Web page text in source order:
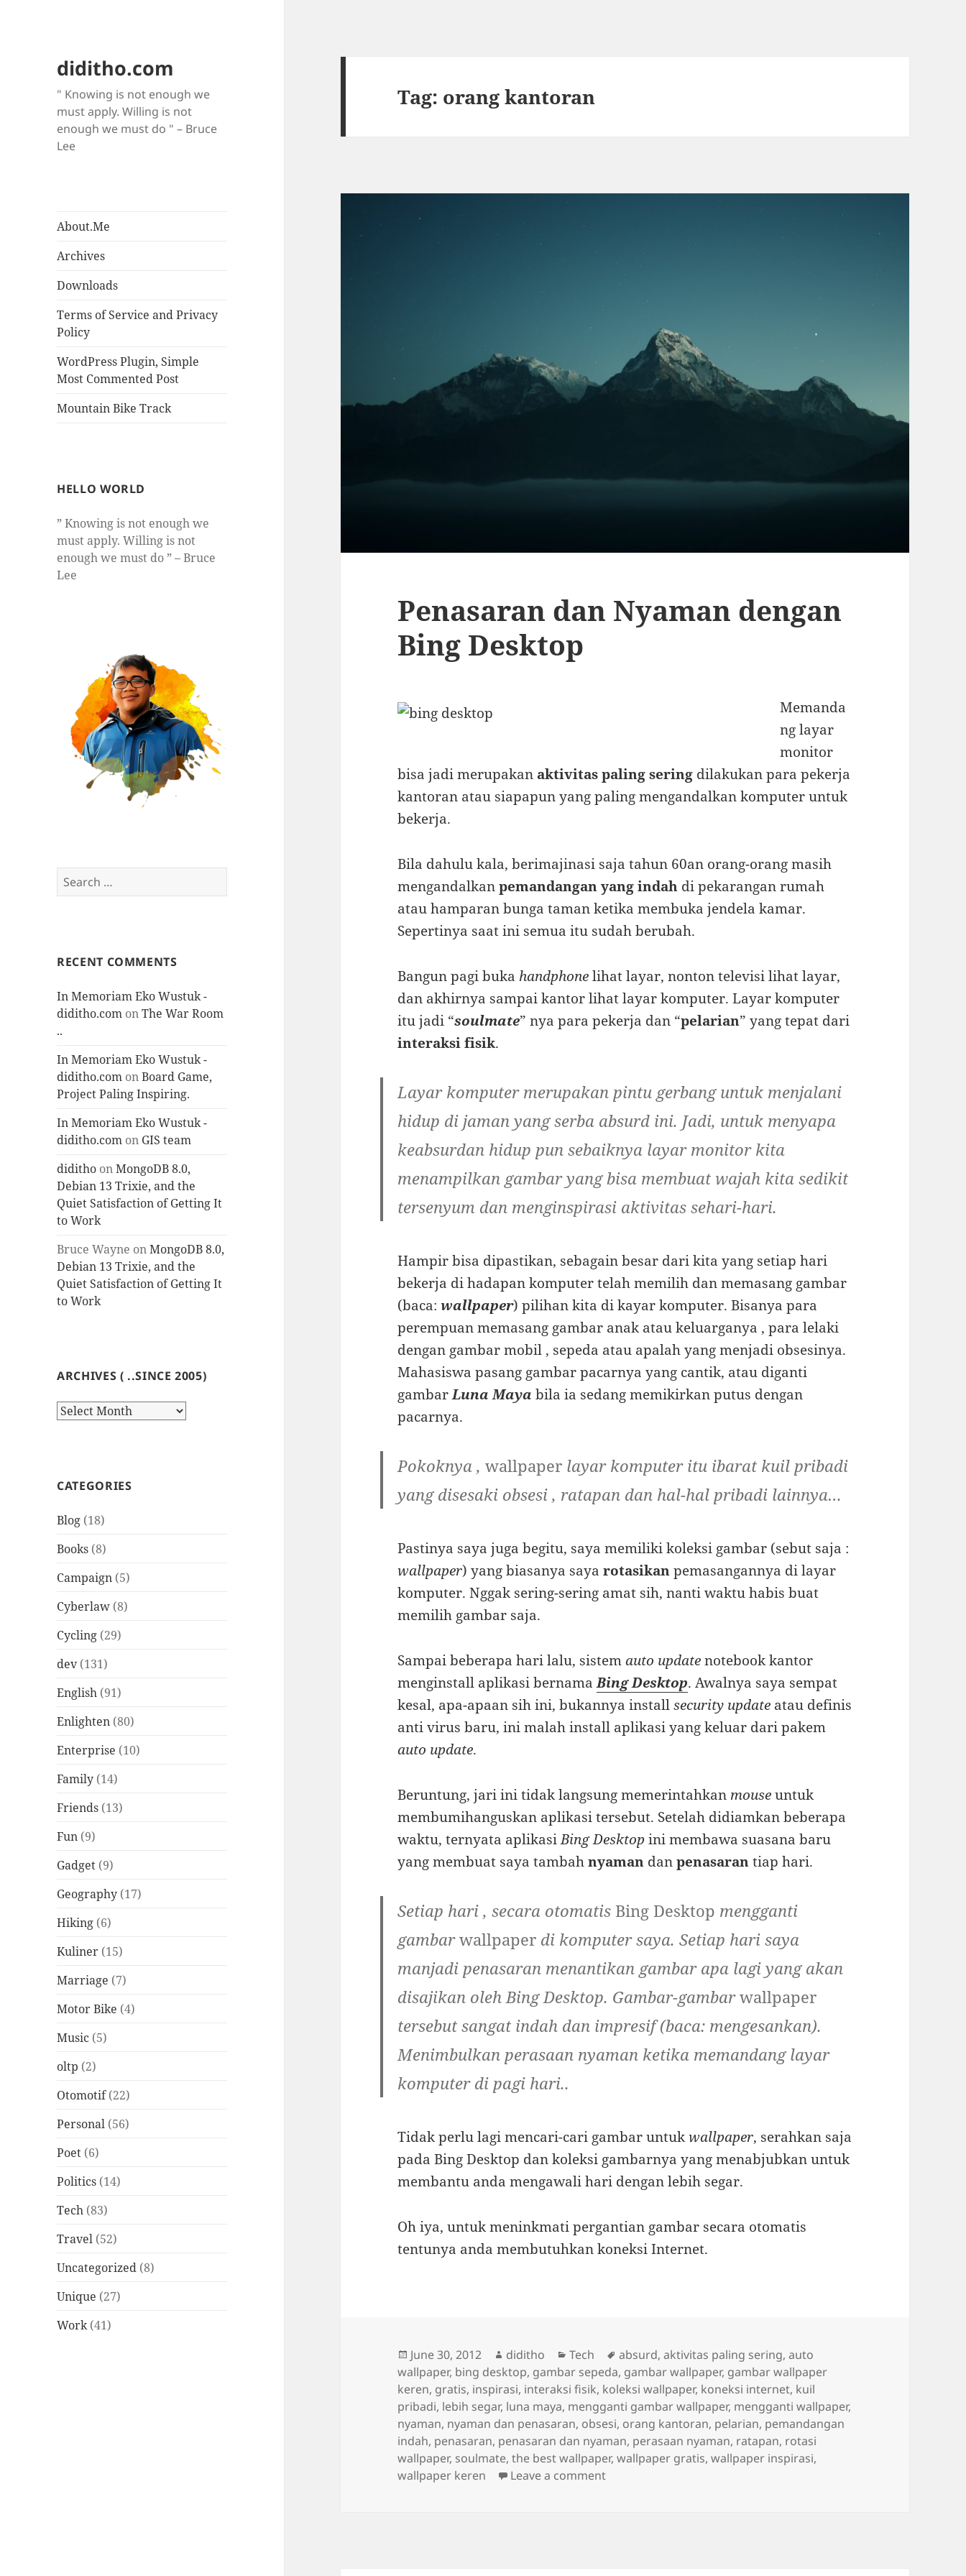
diditho.com
" Knowing is not enough we
must apply. Willing is not
enough we must do " – Bruce
Lee
About.Me
Archives
Downloads
Terms of Service and Privacy
Policy
WordPress Plugin, Simple
Most Commented Post
Mountain Bike Track
HELLO WORLD
” Knowing is not enough we
must apply. Willing is not
enough we must do ” – Bruce
Lee
Search
for:
RECENT COMMENTS
In Memoriam Eko Wustuk -
diditho.com onThe War Room
..
In Memoriam Eko Wustuk -
diditho.com onBoard Game,
Project Paling Inspiring.
In Memoriam Eko Wustuk -
diditho.com on GIS team
diditho onMongoDB 8.0,
Debian 13 Trixie, and the
Quiet Satisfaction of Getting It
to Work
Bruce Wayne onMongoDB 8.0,
Debian 13 Trixie, and the
Quiet Satisfaction of Getting It
to Work
ARCHIVES ( ..SINCE 2005)
Archives
CATEGORIES
Blog (18)
Books (8)
Campaign (5)
Cyberlaw (8)
Cycling (29)
dev(131)
English (91)
Enlighten (80)
Enterprise (10)
Family (14)
Friends (13)
Fun (9)
Gadget (9)
Geography (17)
Hiking (6)
Kuliner (15)
Marriage (7)
Motor Bike (4)
Music (5)
oltp (2)
Otomotif(22)
Personal (56)
Poet (6)
Politics (14)
Tech (83)
Travel (52)
Uncategorized (8)
Unique (27)
Work(41)
Tag: orang kantoran
Penasaran dan Nyaman dengan
Bing Desktop
Memanda
ng layar
monitor
bisa jadi merupakan aktivitas paling sering dilakukan para pekerja
kantoran atau siapapun yang paling mengandalkan komputer untuk
bekerja.
Bila dahulu kala, berimajinasi saja tahun 60an orang-orang masih
mengandalkanpemandangan yang indah di pekarangan rumah
atau hamparan bunga taman ketika membuka jendela kamar.
Sepertinya saat ini semua itu sudah berubah.
Bangun pagi buka handphonelihat layar, nonton televisi lihat layar,
dan akhirnya sampai kantor lihat layar komputer. Layar komputer
itu jadi “soulmate” nya para pekerja dan “pelarian” yang tepat dari
interaksi fisik.
Layar komputer merupakan pintu gerbanguntuk menjalani
hidup di jaman yang serba absurd ini. Jadi, untuk menyapa
keabsurdan hidup pun sebaiknya layar monitor kita
menampilkan gambar yang bisa membuat wajah kita sedikit
tersenyum dan menginspirasi aktivitas sehari-hari.
Hampir bisa dipastikan, sebagain besar dari kita yang setiap hari
bekerja di hadapan komputer telah memilih dan memasang gambar
(baca:wallpaper) pilihan kita di kayar komputer. Bisanya para
perempuan memasang gambar anak atau keluarganya , para lelaki
dengan gambar mobil , sepeda atau apalah yang menjadi obsesinya.
Mahasiswa pasang gambar pacarnya yang cantik, atau diganti
gambarLuna Maya bila ia sedang memikirkan putus dengan
pacarnya.
Pokoknya ,wallpaper layar komputer itu ibarat kuil pribadi
yang disesaki obsesi , ratapan dan hal-hal pribadi lainnya…
Pastinya saya juga begitu, saya memiliki koleksi gambar (sebut saja :
wallpaper) yang biasanya sayarotasikanpemasangannya di layar
komputer. Nggak sering-sering amat sih, nanti waktu habis buat
memilih gambar saja.
Sampai beberapa hari lalu, sistemauto updatenotebook kantor
menginstall aplikasi bernamaBing Desktop. Awalnya saya sempat
kesal, apa-apaan sih ini, bukannya installsecurity update atau definis
anti virus baru, ini malah install aplikasi yang keluar dari pakem
auto update.
Beruntung, jari ini tidak langsung memerintahkan mouseuntuk
membumihanguskan aplikasi tersebut. Setelah didiamkan beberapa
waktu, ternyata aplikasiBing Desktopini membawa suasana baru
yang membuat saya tambahnyaman danpenasarantiap hari.
Setiap hari , secara otomatis Bing Desktop mengganti
gambarwallpaper di komputer saya. Setiap hari saya
manjadi penasaran menantikan gambar apa lagi yang akan
disajikan oleh Bing Desktop. Gambar-gambarwallpaper
tersebut sangat indah dan impresif (baca: mengesankan).
Menimbulkan perasaan nyaman ketika memandang layar
komputer di pagi hari..
Tidak perlu lagi mencari-cari gambar untukwallpaper, serahkan saja
pada Bing Desktop dan koleksi gambarnya yang menabjubkan untuk
membantu anda mengawali hari dengan lebih segar.
Oh iya, untuk meninkmati pergantian gambar secara otomatis
tentunya anda membutuhkan koneksi Internet.
Posted
on
June 30, 2012 Author
diditho Categories
Tech Tags
absurd,aktivitas paling sering,auto
wallpaper, bing desktop, gambar sepeda, gambar wallpaper, gambar wallpaper
keren, gratis, inspirasi, interaksi fisik, koleksi wallpaper, koneksi internet, kuil
pribadi, lebih segar, luna maya, mengganti gambar wallpaper, mengganti wallpaper,
nyaman, nyaman dan penasaran, obsesi, orang kantoran, pelarian, pemandangan
indah, penasaran, penasaran dan nyaman, perasaan nyaman, ratapan, rotasi
wallpaper, soulmate,the best wallpaper,wallpaper gratis,wallpaper inspirasi,
wallpaper keren
Leave a commenton Penasaran dan Nyaman dengan Bing Desktop